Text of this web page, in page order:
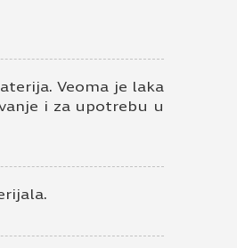
Veoma je laka
i za upotrebu u